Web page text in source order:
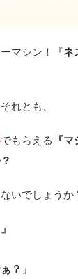
マシン！『ネ
それとも、
でもらえる 『
いでしょうか
？」